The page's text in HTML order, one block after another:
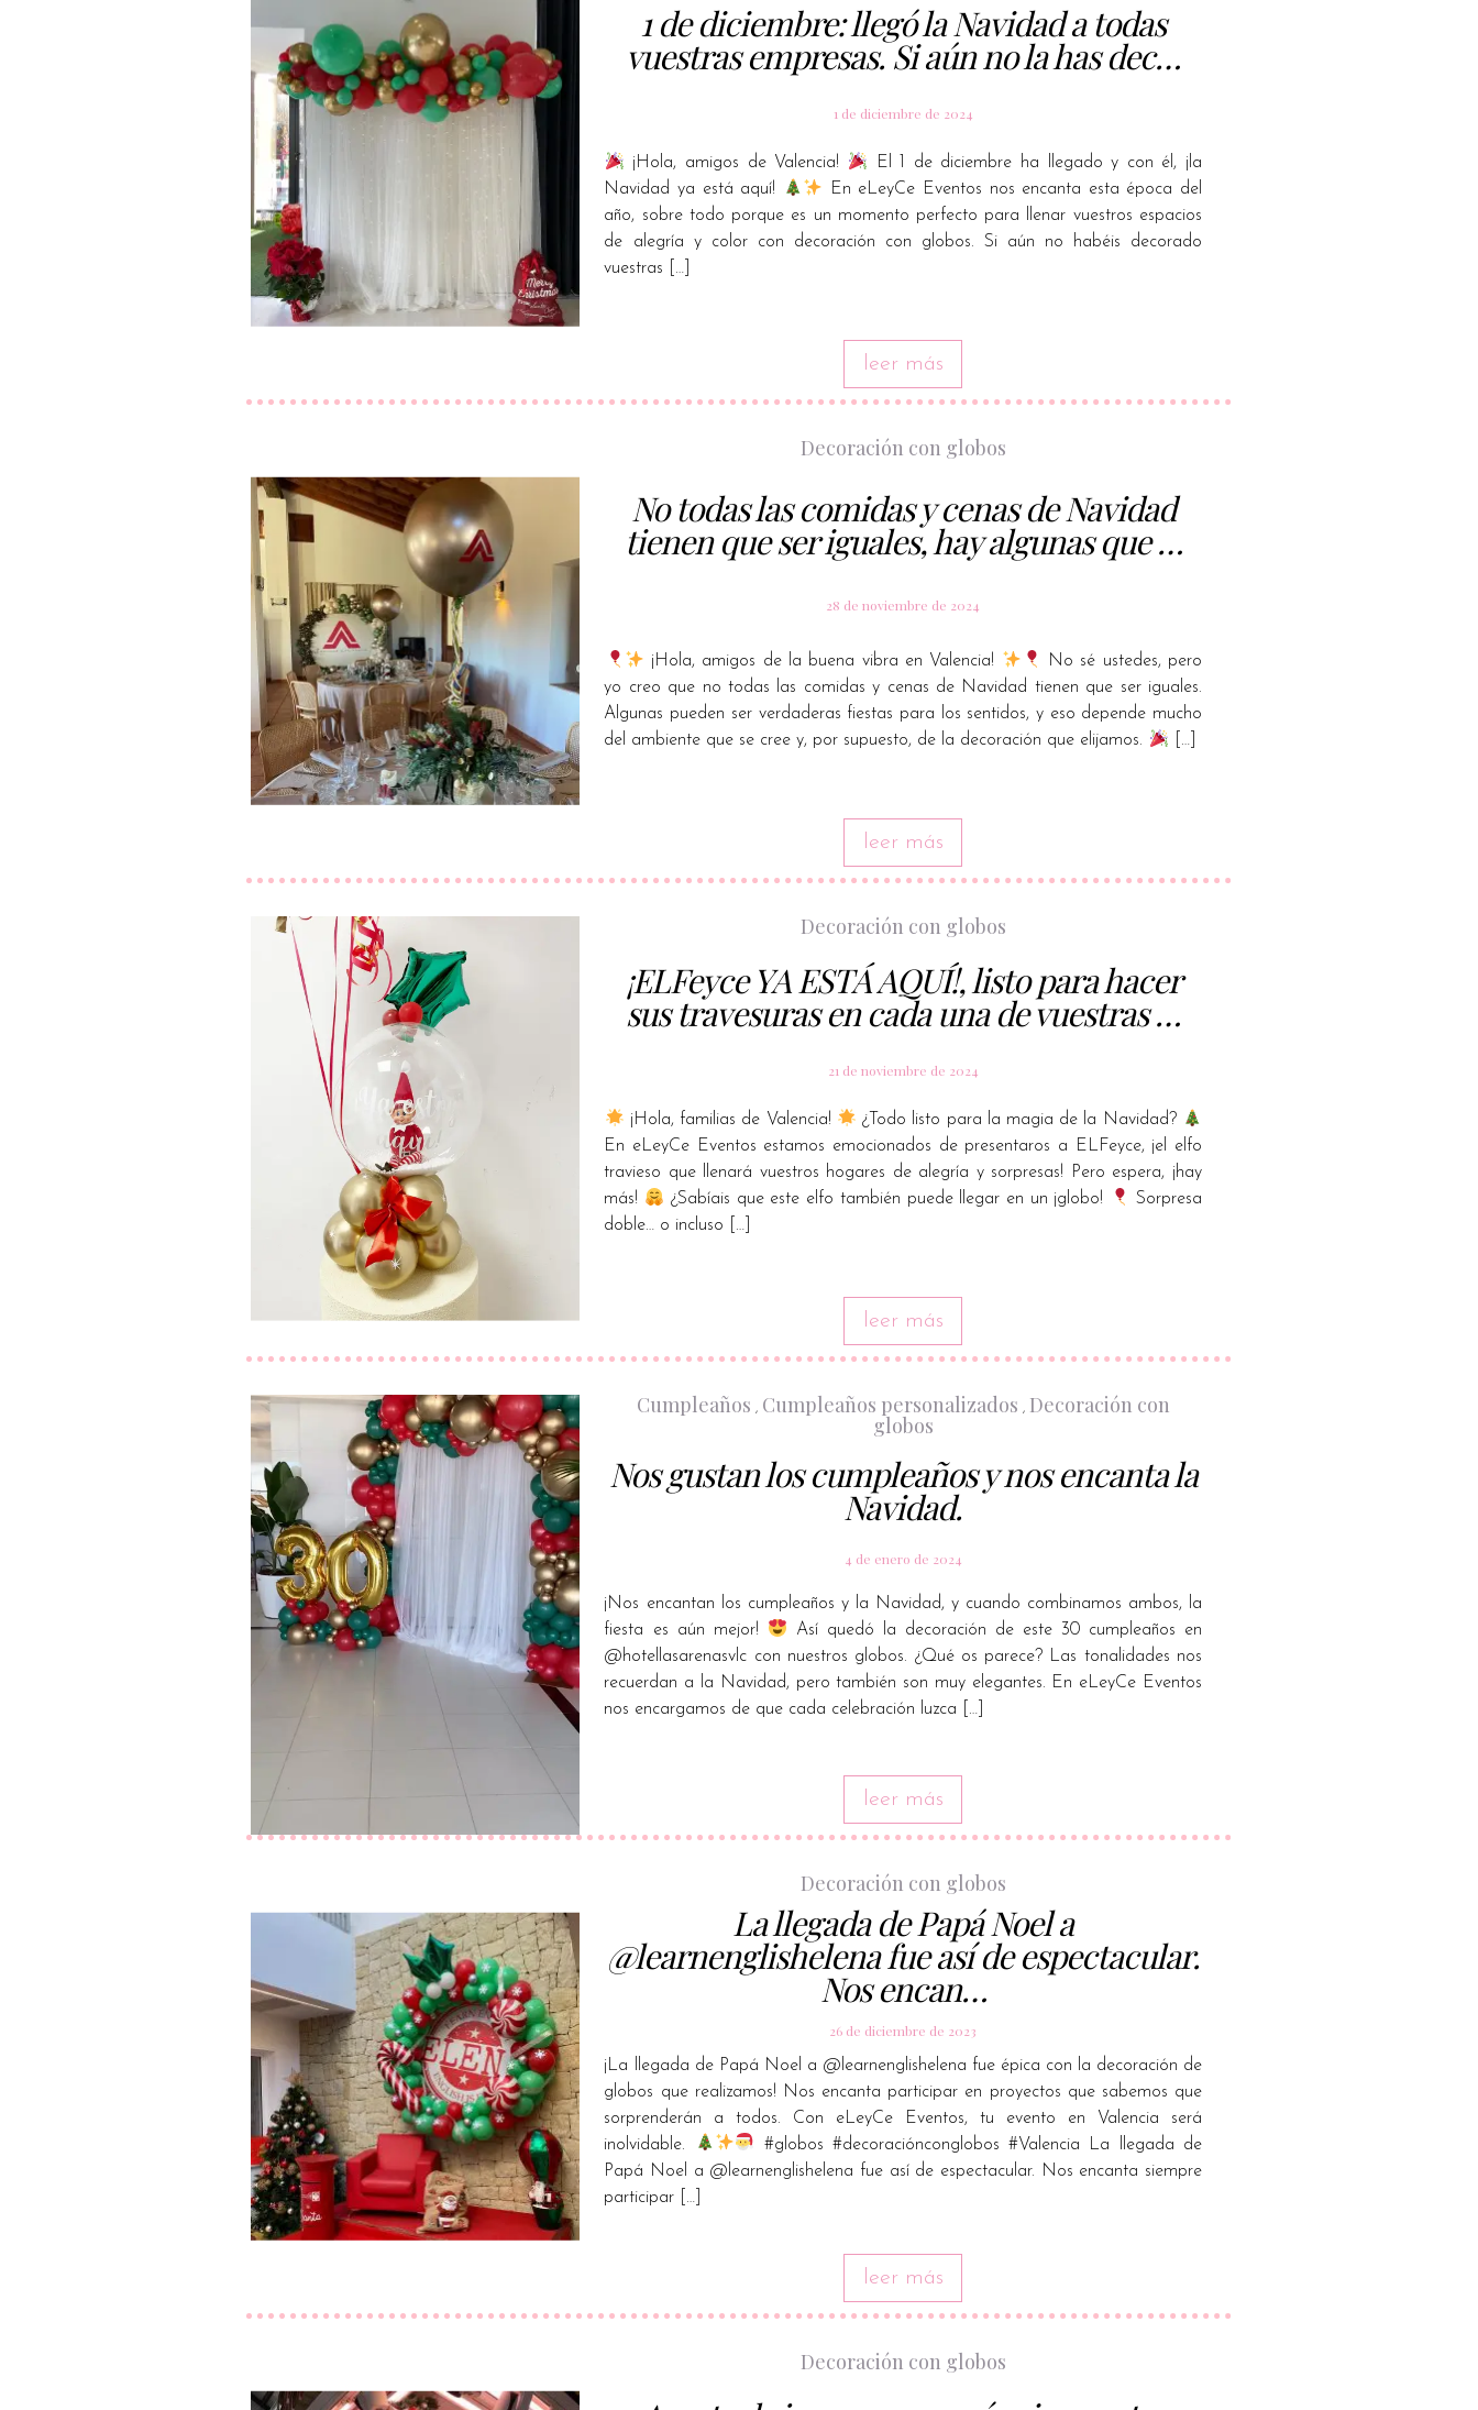
1 de diciembre: llegó la Navidad a todas
vuestras empresas. Si aún no la has dec…
1 de diciembre de 2024
¡Hola, amigos de Valencia!
El 1 de diciembre ha llegado y con él, ¡la
Navidad ya está aquí!
En eLeyCe Eventos nos encanta esta época del
año, sobre todo porque es un momento perfecto para llenar vuestros espacios
de alegría y color con decoración con globos. Si aún no habéis decorado
vuestras […]
leer más
Decoración con globos
No todas las comidas y cenas de Navidad
tienen que ser iguales, hay algunas que …
28 de noviembre de 2024
¡Hola, amigos de la buena vibra en Valencia!
No sé ustedes, pero
yo creo que no todas las comidas y cenas de Navidad tienen que ser iguales.
Algunas pueden ser verdaderas fiestas para los sentidos, y eso depende mucho
del ambiente que se cree y, por supuesto, de la decoración que elijamos.
[…]
leer más
Decoración con globos
¡ELFeyce YA ESTÁ AQUÍ!, listo para hacer
sus travesuras en cada una de vuestras …
21 de noviembre de 2024
¡Hola, familias de Valencia!
¿Todo listo para la magia de la Navidad?
En eLeyCe Eventos estamos emocionados de presentaros a ELFeyce, ¡el elfo
travieso que llenará vuestros hogares de alegría y sorpresas! Pero espera, ¡hay
más!
¿Sabíais que este elfo también puede llegar en un ¡globo!
Sorpresa
doble… o incluso […]
leer más
Cumpleaños , Cumpleaños personalizados , Decoración con
globos
Nos gustan los cumpleaños y nos encanta la
Navidad.
4 de enero de 2024
¡Nos encantan los cumpleaños y la Navidad, y cuando combinamos ambos, la
fiesta es aún mejor!
Así quedó la decoración de este 30 cumpleaños en
@hotellasarenasvlc con nuestros globos. ¿Qué os parece? Las tonalidades nos
recuerdan a la Navidad, pero también son muy elegantes. En eLeyCe Eventos
nos encargamos de que cada celebración luzca […]
leer más
Decoración con globos
La llegada de Papá Noel a
@learnenglishelena fue así de espectacular.
Nos encan…
26 de diciembre de 2023
¡La llegada de Papá Noel a @learnenglishelena fue épica con la decoración de
globos que realizamos! Nos encanta participar en proyectos que sabemos que
sorprenderán a todos. Con eLeyCe Eventos, tu evento en Valencia será
inolvidable.
#globos #decoraciónconglobos #Valencia La llegada de
Papá Noel a @learnenglishelena fue así de espectacular. Nos encanta siempre
participar […]
leer más
Decoración con globos